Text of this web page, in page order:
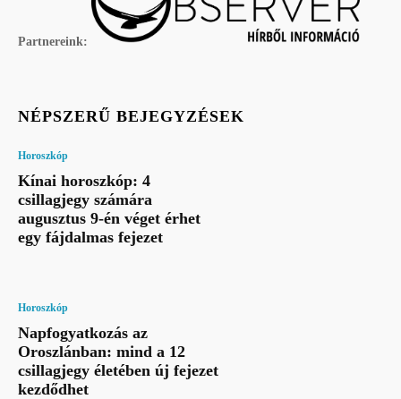
Partnereink:
NÉPSZERŰ BEJEGYZÉSEK
Horoszkóp
Kínai horoszkóp: 4
csillagjegy számára
augusztus 9-én véget érhet
egy fájdalmas fejezet
Horoszkóp
Napfogyatkozás az
Oroszlánban: mind a 12
csillagjegy életében új fejezet
kezdődhet